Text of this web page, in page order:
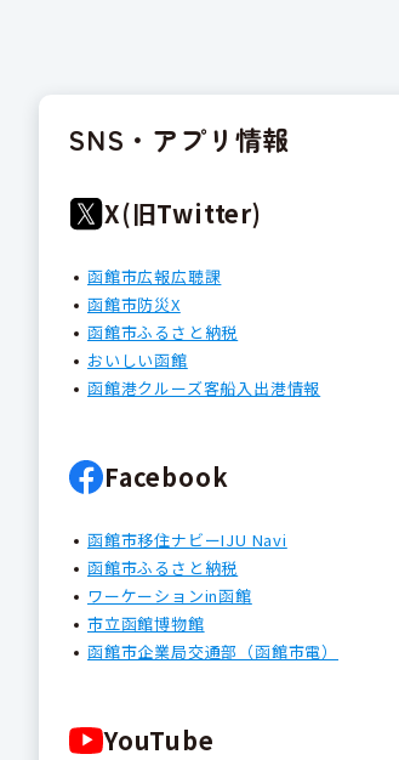
SNS・アプリ情報
X(旧Twitter)
函館市広報広聴課
函館市防災X
函館市ふるさと納税
おいしい函館
函館港クルーズ客船入出港情報
Facebook
函館市移住ナビーIJU Navi
函館市ふるさと納税
ワーケーションin函館
市立函館博物館
函館市企業局交通部（函館市電）
YouTube